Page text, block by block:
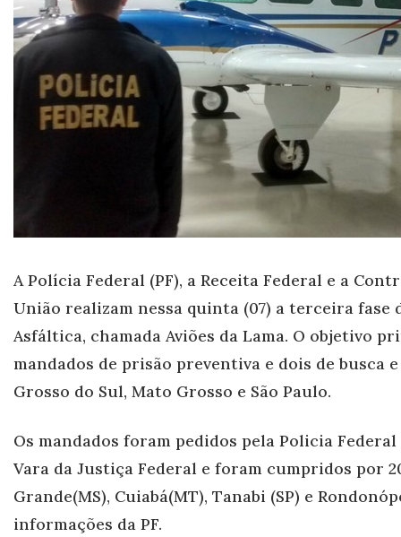
A Polícia Federal (PF), a Receita Federal e a
União realizam nessa quinta (07) a terceira fase
Asfáltica, chamada Aviões da Lama. O objetivo
mandados de prisão preventiva e dois de busca
Grosso do Sul, Mato Grosso e São Paulo.
Os mandados foram pedidos pela Policia Federal
Vara da Justiça Federal e foram cumpridos por
Grande(MS), Cuiabá(MT), Tanabi (SP) e
informações da PF.